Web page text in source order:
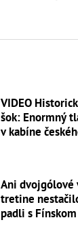
VIDEO
šok: Enormný
v kabíne
Ani dvojgólové
tretine
padli s